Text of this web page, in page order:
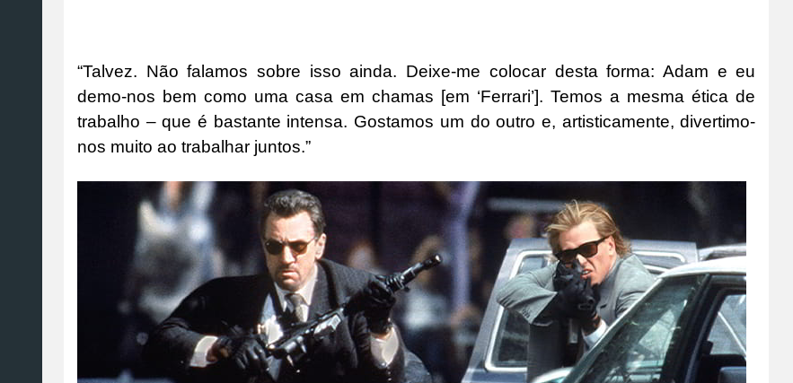
“Talvez. Não falamos sobre isso ainda. Deixe-me colocar desta forma: Adam e eu
demo-nos bem como uma casa em chamas [em ‘Ferrari’]. Temos a mesma ética de
trabalho – que é bastante intensa. Gostamos um do outro e, artisticamente, divertimo-
nos muito ao trabalhar juntos.”